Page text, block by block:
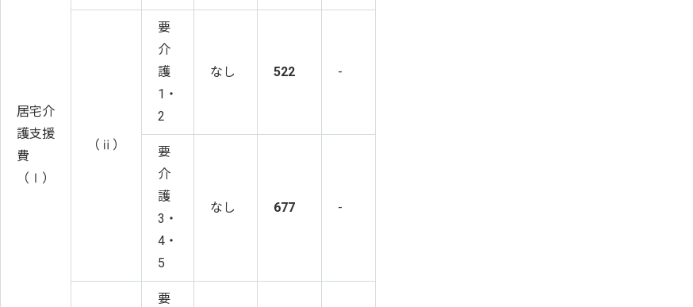
居宅介
護支援
費
（Ⅰ）
（ⅱ）
要
介
護
1・
2
なし 522 -
要
介
護
3・
4・
5
なし 677 -
要